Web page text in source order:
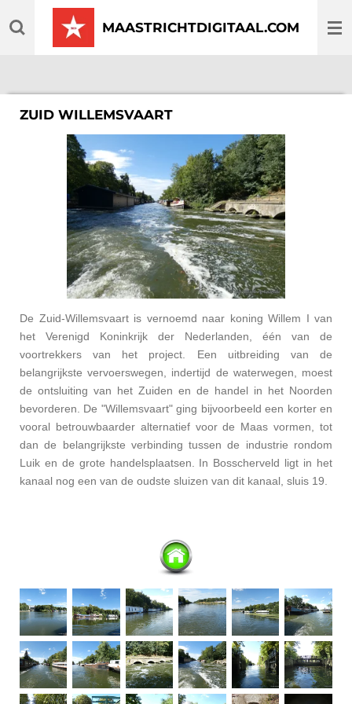
direct
MAASTRICHTDIGITAAL.COM
ZUID WILLEMSVAART
De Zuid-Willemsvaart is vernoemd naar koning Willem I van
het Verenigd Koninkrijk der Nederlanden, één van de
voortrekkers van het project. Een uitbreiding van de
belangrijkste vervoerswegen, indertijd de waterwegen, moest
de ontsluiting van het Zuiden en de handel in het Noorden
bevorderen. De "Willemsvaart" ging bijvoorbeeld een korter en
vooral betrouwbaarder alternatief voor de Maas vormen, tot
dan de belangrijkste verbinding tussen de industrie rondom
Luik en de grote handelsplaatsen. In Bosscherveld ligt in het
kanaal nog een van de oudste sluizen van dit kanaal, sluis 19.